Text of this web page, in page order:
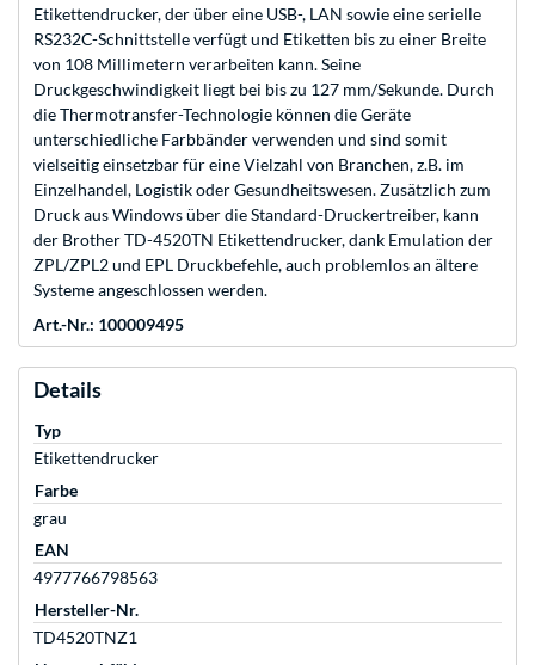
Etikettendrucker, der über eine USB-, LAN sowie eine serielle
RS232C-Schnittstelle verfügt und Etiketten bis zu einer Breite
von 108 Millimetern verarbeiten kann. Seine
Druckgeschwindigkeit liegt bei bis zu 127 mm/Sekunde. Durch
die Thermotransfer-Technologie können die Geräte
unterschiedliche Farbbänder verwenden und sind somit
vielseitig einsetzbar für eine Vielzahl von Branchen, z.B. im
Einzelhandel, Logistik oder Gesundheitswesen. Zusätzlich zum
Druck aus Windows über die Standard-Druckertreiber, kann
der Brother TD-4520TN Etikettendrucker, dank Emulation der
ZPL/ZPL2 und EPL Druckbefehle, auch problemlos an ältere
Systeme angeschlossen werden.
Art.-Nr.: 100009495
Details
Typ
Etikettendrucker
Farbe
grau
EAN
4977766798563
Hersteller-Nr.
TD4520TNZ1